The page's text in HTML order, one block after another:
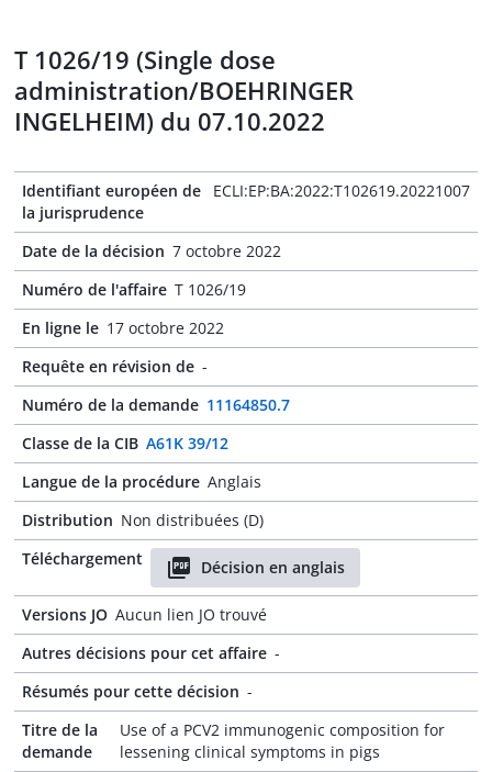
T 1026/19 (Single dose
administration/BOEHRINGER
INGELHEIM) du 07.10.2022
Identifiant européen de
la jurisprudence
ECLI:EP:BA:2022:T102619.20221007
Date de la décision 7 octobre 2022
Numéro de l'affaire T 1026/19
En ligne le 17 octobre 2022
Requête en révision de -
Numéro de la demande 11164850.7
Classe de la CIB A61K 39/12
Langue de la procédure Anglais
Distribution Non distribuées (D)
Téléchargement
Décision en anglais
Versions JO Aucun lien JO trouvé
Autres décisions pour cet affaire -
Résumés pour cette décision -
Titre de la
demande
Use of a PCV2 immunogenic composition for
lessening clinical symptoms in pigs